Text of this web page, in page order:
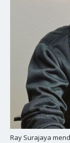
Ray Surajaya